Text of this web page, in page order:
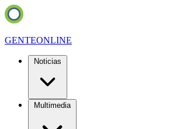
GENTEONLINE
Noticias
Multimedia